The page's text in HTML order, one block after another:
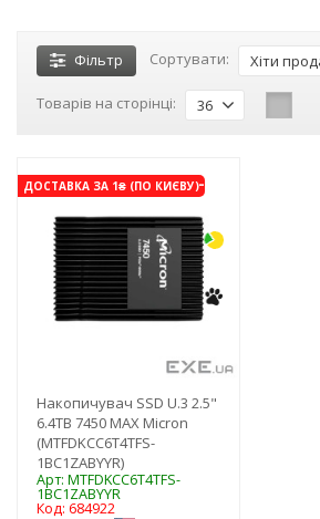
Фільтр Сортувати: Хіти
Товарів на сторінці: 36
ДОСТАВКА ЗА 1₴ (ПО КИЄВУ)-3%
Накопичувач SSD U.3 2.5"
6.4TB 7450 MAX Micron
(MTFDKCC6T4TFS-
1BC1ZABYYR)
Арт: MTFDKCC6T4TFS-
1BC1ZABYYR
Код: 684922